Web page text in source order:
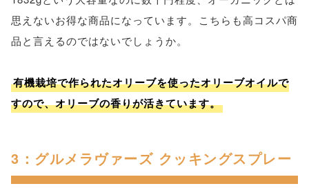
思えないお得な商品になっています。こちらも高コスパ商
品と言えるのではないでしょうか。
有機栽培で作られたオリーブを使ったオリーブオイルで
すので、オリーブの香りが活きています。
3：グルメラヴァーズ クッキングスプレー